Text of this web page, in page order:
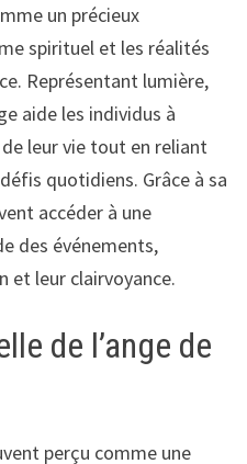
un précieux
spirituel et les réalités
Représentant lumière,
aide les individus à
leur vie tout en reliant
quotidiens. Grâce à sa
accéder à une
des événements,
et leur clairvoyance.
de l’ange de
perçu comme une